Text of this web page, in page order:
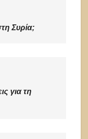
Συρία;
για τη